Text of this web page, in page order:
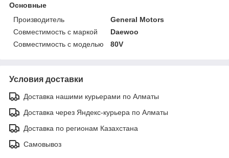
Основные
Производитель
General Motors
Совместимость с маркой
Daewoo
Совместимость с моделью
80V
Условия доставки
Доставка нашими курьерами по Алматы
Доставка через Яндекс-курьера по Алматы
Доставка по регионам Казахстана
Самовывоз